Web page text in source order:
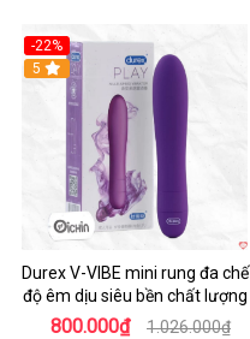
-22%
Hot
5
Durex V-VIBE mini rung đa chế
độ êm dịu siêu bền chất lượng
800.000₫ 1.026.000₫